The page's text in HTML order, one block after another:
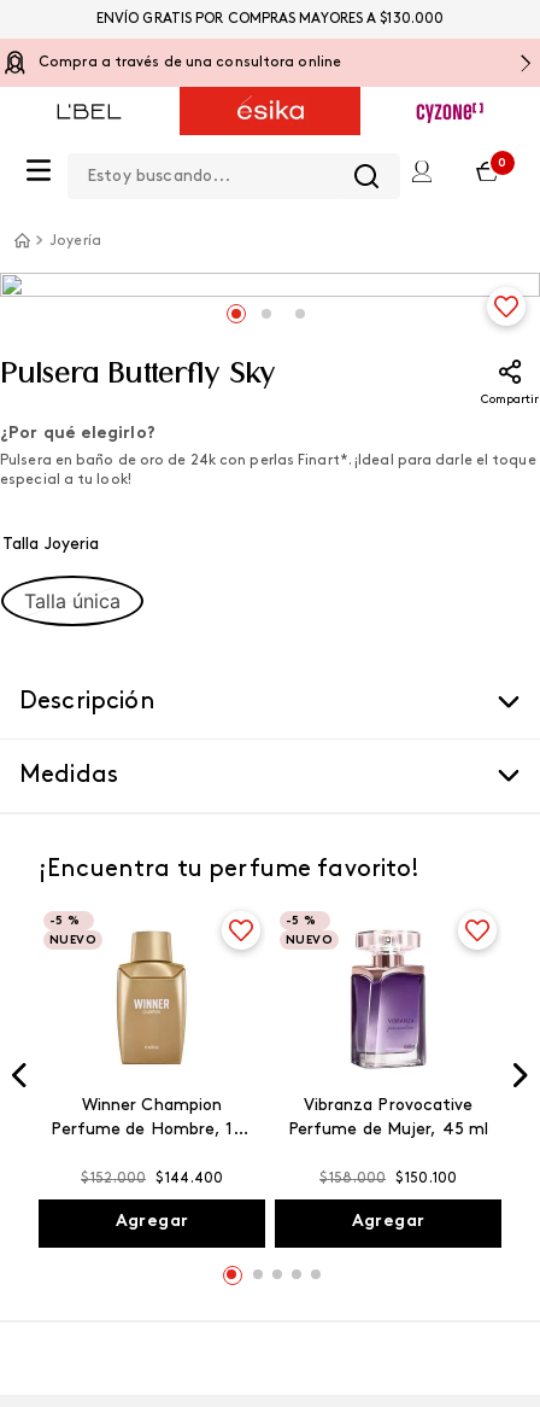
Compra a través de una consultora online
0
ENVÍO GRATIS POR COMPRAS MAYORES A $130.000
Joyería
Pulsera Butterfly Sky
Compartir
¿Por qué elegirlo?
Pulsera en baño de oro de 24k con perlas Finart*. ¡Ideal para darle el toque
especial a tu look!
Talla Joyeria
Talla única
Descripción
Medidas
¡Encuentra tu perfume favorito!
-5 %
NUEVO
Winner Champion
Perfume de Hombre, 100
$152.000 $144 .400
Agregar
-5 %
NUEVO
Vibranza Provocative
Perfume de Mujer, 45 ml
$158.000 $150 .100
Agregar